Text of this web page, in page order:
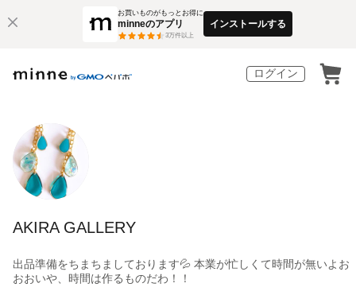
お買いものがもっとお得に
minneのアプリ
3万件以上
インストールする
ログイン
AKIRA GALLERY
出品準備をちまちましております💦 本業が忙しくて時間が無いよお
おおいや、時間は作るものだわ！！